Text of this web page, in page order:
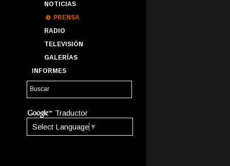
NOTICIAS
PRENSA
RADIO
TELEVISIÓN
GALERÍAS
INFORMES
Traductor
Select Language ▼